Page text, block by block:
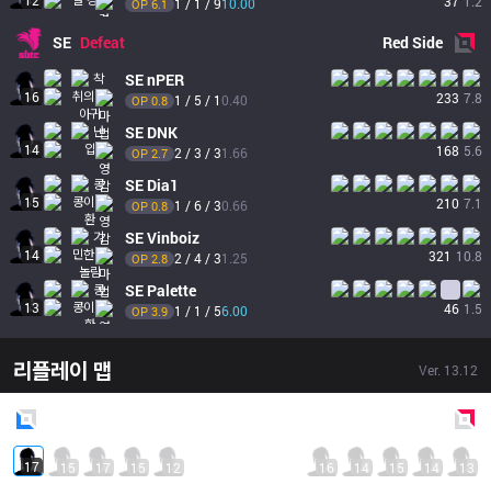
OP 6.1
SE Defeat RedSide
16
SEnPER
OP 0.8 1 / 5 / 10.40 233 7.8
14
SE DNK
OP 2.7 2 / 3 / 31.66 168 5.6
15
SE Dia1
OP 0.8 1 / 6 / 30.66 210 7.1
14
SEVinboiz
OP 2.8 2 / 4 / 31.25 321 10.8
13
SE Palette
OP 3.9 1 / 1 / 56.00 46 1.5
리플레이 맵 Ver. 13.12
17 15 17 15 12 16 14 15 14 13